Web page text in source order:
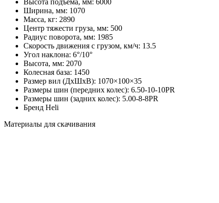
Высота подъема, мм: 6000
Ширина, мм: 1070
Масса, кг: 2890
Центр тяжести груза, мм: 500
Радиус поворота, мм: 1985
Скорость движения с грузом, км/ч: 13.5
Угол наклона: 6°/10°
Высота, мм: 2070
Колесная база: 1450
Размер вил (ДхШхВ): 1070×100×35
Размеры шин (передних колес): 6.50-10-10PR
Размеры шин (задних колес): 5.00-8-8PR
Бренд Heli
Материалы для скачивания